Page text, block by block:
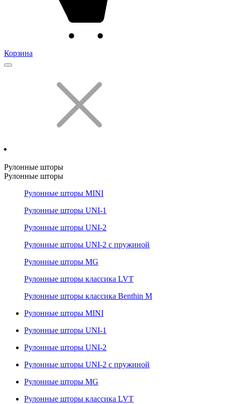
Корзина
Рулонные шторы
Рулонные шторы
Рулонные шторы MINI
Рулонные шторы UNI-1
Рулонные шторы UNI-2
Рулонные шторы UNI-2 с пружиной
Рулонные шторы MG
Рулонные шторы классика LVT
Рулонные шторы классика Benthin M
Рулонные шторы MINI
Рулонные шторы UNI-1
Рулонные шторы UNI-2
Рулонные шторы UNI-2 с пружиной
Рулонные шторы MG
Рулонные шторы классика LVT